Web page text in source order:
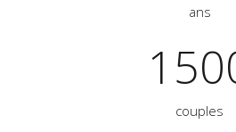
ans
couples